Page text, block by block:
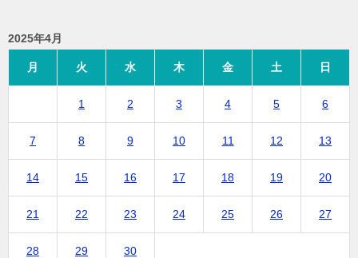
2025年4月
月 火 水 木 金 土 日
1 2 3 4 5 6
7 8 9 10 11 12 13
14 15 16 17 18 19 20
21 22 23 24 25 26 27
28 29 30